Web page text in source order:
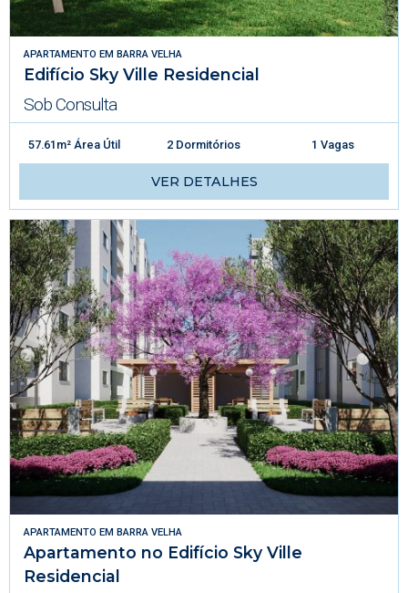
APARTAMENTO EM BARRA VELHA
Edifício Sky Ville Residencial
Sob Consulta
57.61m² Área Útil 2 Dormitórios 1 Vagas
VER DETALHES
APARTAMENTO EM BARRA VELHA
Apartamento no Edifício Sky Ville
Residencial